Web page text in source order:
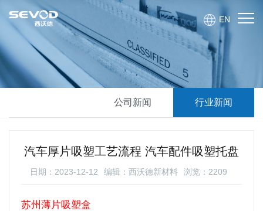
EN
公司新闻 行业新闻
汽车厚片吸塑工艺流程 汽车配件吸塑托盘
日期：2023-12-12 编辑：西沃德新材料 浏览：2209
苏州薄片吸塑盒